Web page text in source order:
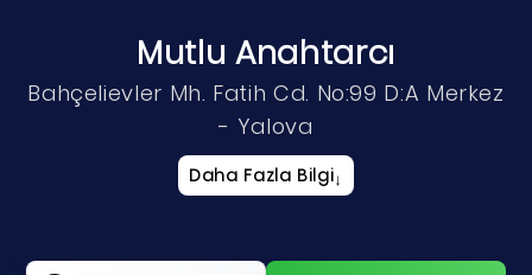
Mutlu Anahtarcı
Bahçelievler Mh. Fatih Cd. No:99 D:A Merkez
- Yalova
Daha Fazla Bilgi↓